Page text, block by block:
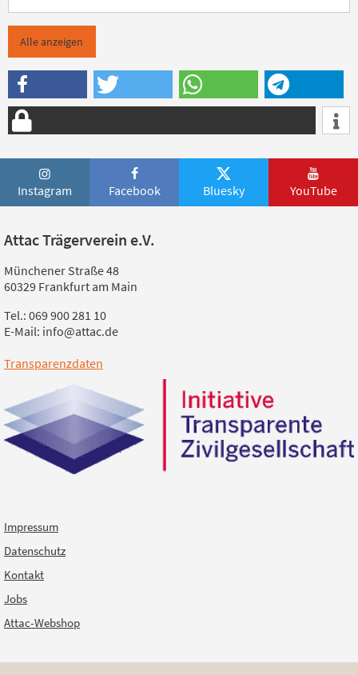
Alle anzeigen
Instagram Facebook Bluesky YouTube
Attac Trägerverein e.V.
Münchener Straße 48
60329 Frankfurt am Main
Tel.: 069 900 281 10
E-Mail: info@attac.de
Transparenzdaten
Impressum
Datenschutz
Kontakt
Jobs
Attac-Webshop